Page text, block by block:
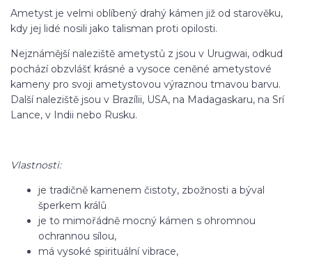
Ametyst je velmi oblíbený drahý kámen již od starověku,
kdy jej lidé nosili jako talisman proti opilosti.
Nejznámější naleziště ametystů z jsou v Urugwai, odkud
pochází obzvlášť krásné a vysoce ceněné ametystové
kameny pro svoji ametystovou výraznou tmavou barvu.
Další naleziště jsou v Brazílii, USA, na Madagaskaru, na Srí
Lance, v Indii nebo Rusku.
Vlastnosti:
je tradičně kamenem čistoty, zbožnosti a býval
šperkem králů
je to mimořádně mocný kámen s ohromnou
ochrannou sílou,
má vysoké spirituální vibrace,